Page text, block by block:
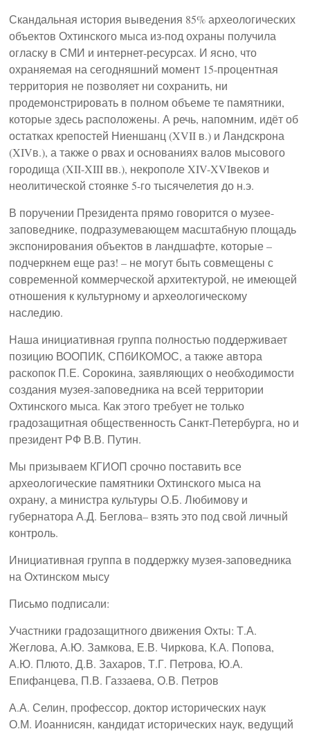
Скандальная история выведения 85% археологических
объектов Охтинского мыса из-под охраны получила
огласку в СМИ и интернет-ресурсах. И ясно, что
охраняемая на сегодняшний момент 15-процентная
территория не позволяет ни сохранить, ни
продемонстрировать в полном объеме те памятники,
которые здесь расположены. А речь, напомним, идёт об
остатках крепостей Ниеншанц (XVII в.) и Ландскрона
(XIVв.), а также о рвах и основаниях валов мысового
городища (XII-XIII вв.), некрополе XIV-XVIвеков и
неолитической стоянке 5-го тысячелетия до н.э.
В поручении Президента прямо говорится о музее-
заповеднике, подразумевающем масштабную площадь
экспонирования объектов в ландшафте, которые –
подчеркнем еще раз! – не могут быть совмещены с
современной коммерческой архитектурой, не имеющей
отношения к культурному и археологическому
наследию.
Наша инициативная группа полностью поддерживает
позицию ВООПИК, СПбИКОМОС, а также автора
раскопок П.Е. Сорокина, заявляющих о необходимости
создания музея-заповедника на всей территории
Охтинского мыса. Как этого требует не только
градозащитная общественность Санкт-Петербурга, но и
президент РФ В.В. Путин.
Мы призываем КГИОП срочно поставить все
археологические памятники Охтинского мыса на
охрану, а министра культуры О.Б. Любимову и
губернатора А.Д. Беглова– взять это под свой личный
контроль.
Инициативная группа в поддержку музея-заповедника
на Охтинском мысу
Письмо подписали:
Участники градозащитного движения Охты: Т.А.
Жеглова, А.Ю. Замкова, Е.В. Чиркова, К.А. Попова,
А.Ю. Плюто, Д.В. Захаров, Т.Г. Петрова, Ю.А.
Епифанцева, П.В. Газзаева, О.В. Петров
А.А. Селин, профессор, доктор исторических наук
О.М. Иоаннисян, кандидат исторических наук, ведущий